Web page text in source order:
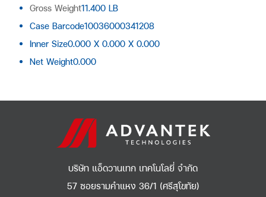
Gross Weight11.400 LB
Case Barcode10036000341208
Inner Size0.000 X 0.000 X 0.000
Net Weight0.000
บริษัท แอ็ดวานเทก เทคโนโลยี่ จำกัด
57 ซอยรามคำแหง 36/1 (ศรีสุโขทัย)